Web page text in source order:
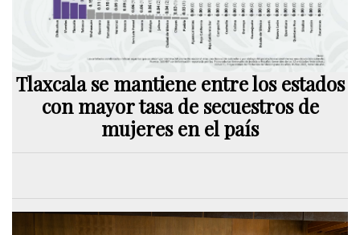
Tlaxcala se mantiene entre los estados
con mayor tasa de secuestros de
mujeres en el país